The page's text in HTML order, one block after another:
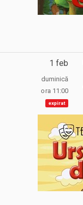
1 feb
duminică
ora 11:00
expirat